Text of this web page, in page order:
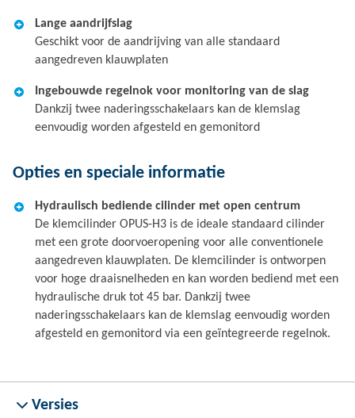
Lange aandrijfslag
Geschikt voor de aandrijving van alle standaard
aangedreven klauwplaten
Ingebouwde regelnok voor monitoring van de slag
Dankzij twee naderingsschakelaars kan de klemslag
eenvoudig worden afgesteld en gemonitord
Opties en speciale informatie
Hydraulisch bediende cilinder met open centrum
De klemcilinder OPUS-H3 is de ideale standaard cilinder
met een grote doorvoeropening voor alle conventionele
aangedreven klauwplaten. De klemcilinder is ontworpen
voor hoge draaisnelheden en kan worden bediend met een
hydraulische druk tot 45 bar. Dankzij twee
naderingsschakelaars kan de klemslag eenvoudig worden
afgesteld en gemonitord via een geïntegreerde regelnok.
Versies